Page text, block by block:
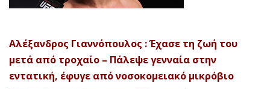
Αλέξανδρος Γιαννόπουλος : Έχασε τη ζωή του
μετά από τροχαίο – Πάλεψε γενναία στην
εντατική, έφυγε από νοσοκομειακό μικρόβιο